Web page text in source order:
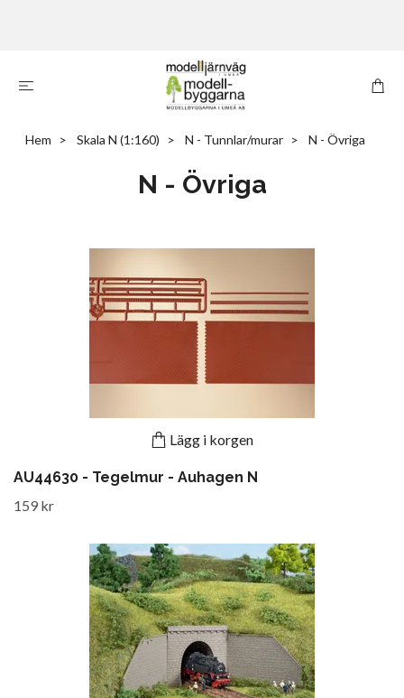
Hem Skala N (1:160) N - Tunnlar/murar N - Övriga
N - Övriga
Lägg i korgen
AU44630 - Tegelmur - Auhagen N
159 kr